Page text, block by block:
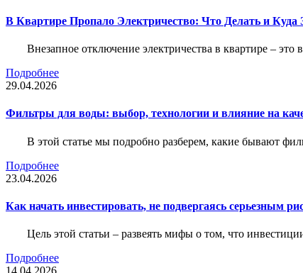
В Квартире Пропало Электричество: Что Делать и Куда
Внезапное отключение электричества в квартире – это
Подробнее
29.04.2026
Фильтры для воды: выбор, технологии и влияние на
В этой статье мы подробно разберем, какие бывают
Подробнее
23.04.2026
Как начать инвестировать, не подвергаясь серьезным
Цель этой статьи – развеять мифы о том, что
Подробнее
14.04.2026